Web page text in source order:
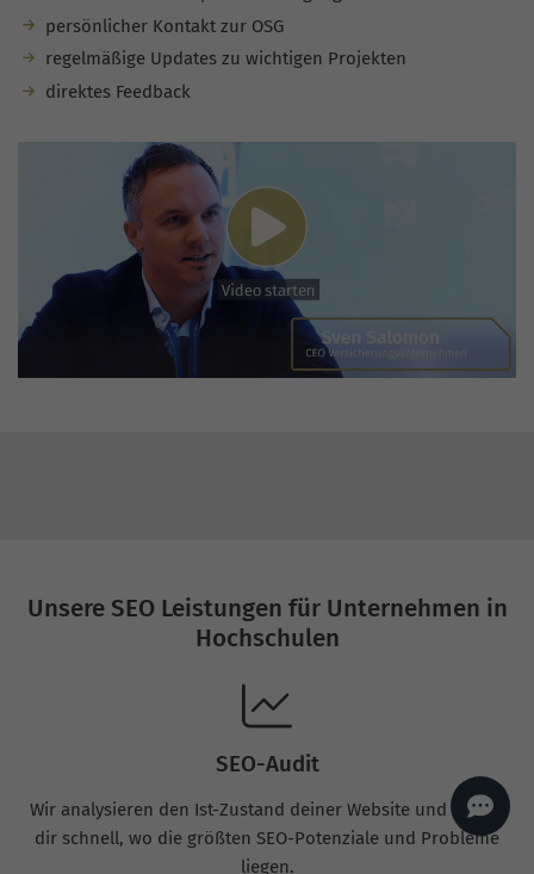
persönlicher Kontakt zur OSG
regelmäßige Updates zu wichtigen Projekten
direktes Feedback
Unsere SEO Leistungen für Unternehmen in
Hochschulen
SEO-Audit
Wir analysieren den Ist-Zustand deiner Website und zeigen
dir schnell, wo die größten SEO-Potenziale und Probleme
liegen.